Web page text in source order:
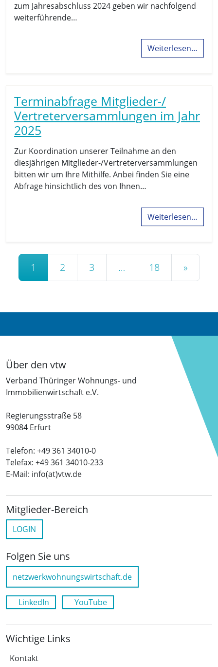
zum Jahresabschluss 2024 geben wir nachfolgend
weiterführende…
Weiterlesen…
Terminabfrage Mitglieder-/
Vertreterversammlungen im Jahr
2025
Zur Koordination unserer Teilnahme an den
diesjährigen Mitglieder-/Vertreterversammlungen
bitten wir um Ihre Mithilfe. Anbei finden Sie eine
Abfrage hinsichtlich des von Ihnen…
Weiterlesen…
Beitrags-Navigation
1 2 3 … 18 »
Über den vtw
Verband Thüringer Wohnungs- und
Immobilienwirtschaft e.V.
Regierungsstraße 58
99084 Erfurt
Telefon: +49 361 34010-0
Telefax: +49 361 34010-233
E-Mail: info(at)vtw.de
Mitglieder-Bereich
LOGIN
Folgen Sie uns
netzwerkwohnungswirtschaft.de
LinkedIn YouTube
Wichtige Links
Kontakt